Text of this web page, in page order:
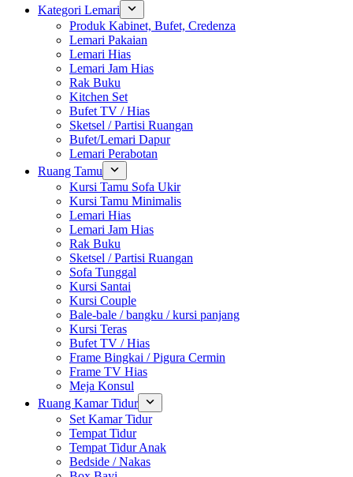
Kategori Lemari
Produk Kabinet, Bufet, Credenza
Lemari Pakaian
Lemari Hias
Lemari Jam Hias
Rak Buku
Kitchen Set
Bufet TV / Hias
Sketsel / Partisi Ruangan
Bufet/Lemari Dapur
Lemari Perabotan
Ruang Tamu
Kursi Tamu Sofa Ukir
Kursi Tamu Minimalis
Lemari Hias
Lemari Jam Hias
Rak Buku
Sketsel / Partisi Ruangan
Sofa Tunggal
Kursi Santai
Kursi Couple
Bale-bale / bangku / kursi panjang
Kursi Teras
Bufet TV / Hias
Frame Bingkai / Pigura Cermin
Frame TV Hias
Meja Konsul
Ruang Kamar Tidur
Set Kamar Tidur
Tempat Tidur
Tempat Tidur Anak
Bedside / Nakas